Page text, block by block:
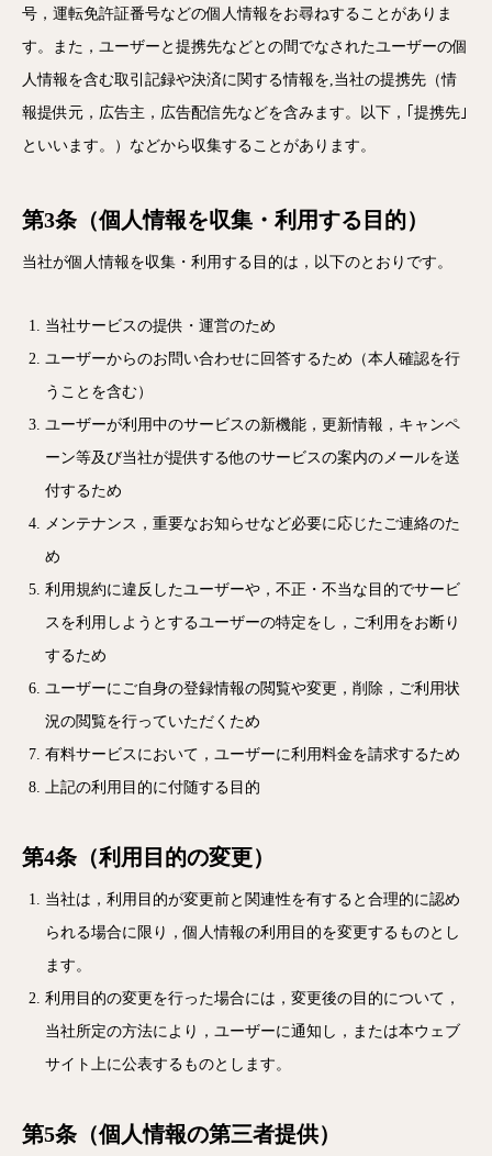
号，運転免許証番号などの個人情報をお尋ねすることがありま
す。また，ユーザーと提携先などとの間でなされたユーザーの個
人情報を含む取引記録や決済に関する情報を,当社の提携先（情
報提供元，広告主，広告配信先などを含みます。以下，｢提携先｣
といいます。）などから収集することがあります。
第3条（個人情報を収集・利用する目的）
当社が個人情報を収集・利用する目的は，以下のとおりです。
当社サービスの提供・運営のため
ユーザーからのお問い合わせに回答するため（本人確認を行
うことを含む）
ユーザーが利用中のサービスの新機能，更新情報，キャンペ
ーン等及び当社が提供する他のサービスの案内のメールを送
付するため
メンテナンス，重要なお知らせなど必要に応じたご連絡のた
め
利用規約に違反したユーザーや，不正・不当な目的でサービ
スを利用しようとするユーザーの特定をし，ご利用をお断り
するため
ユーザーにご自身の登録情報の閲覧や変更，削除，ご利用状
況の閲覧を行っていただくため
有料サービスにおいて，ユーザーに利用料金を請求するため
上記の利用目的に付随する目的
第4条（利用目的の変更）
当社は，利用目的が変更前と関連性を有すると合理的に認め
られる場合に限り，個人情報の利用目的を変更するものとし
ます。
利用目的の変更を行った場合には，変更後の目的について，
当社所定の方法により，ユーザーに通知し，または本ウェブ
サイト上に公表するものとします。
第5条（個人情報の第三者提供）